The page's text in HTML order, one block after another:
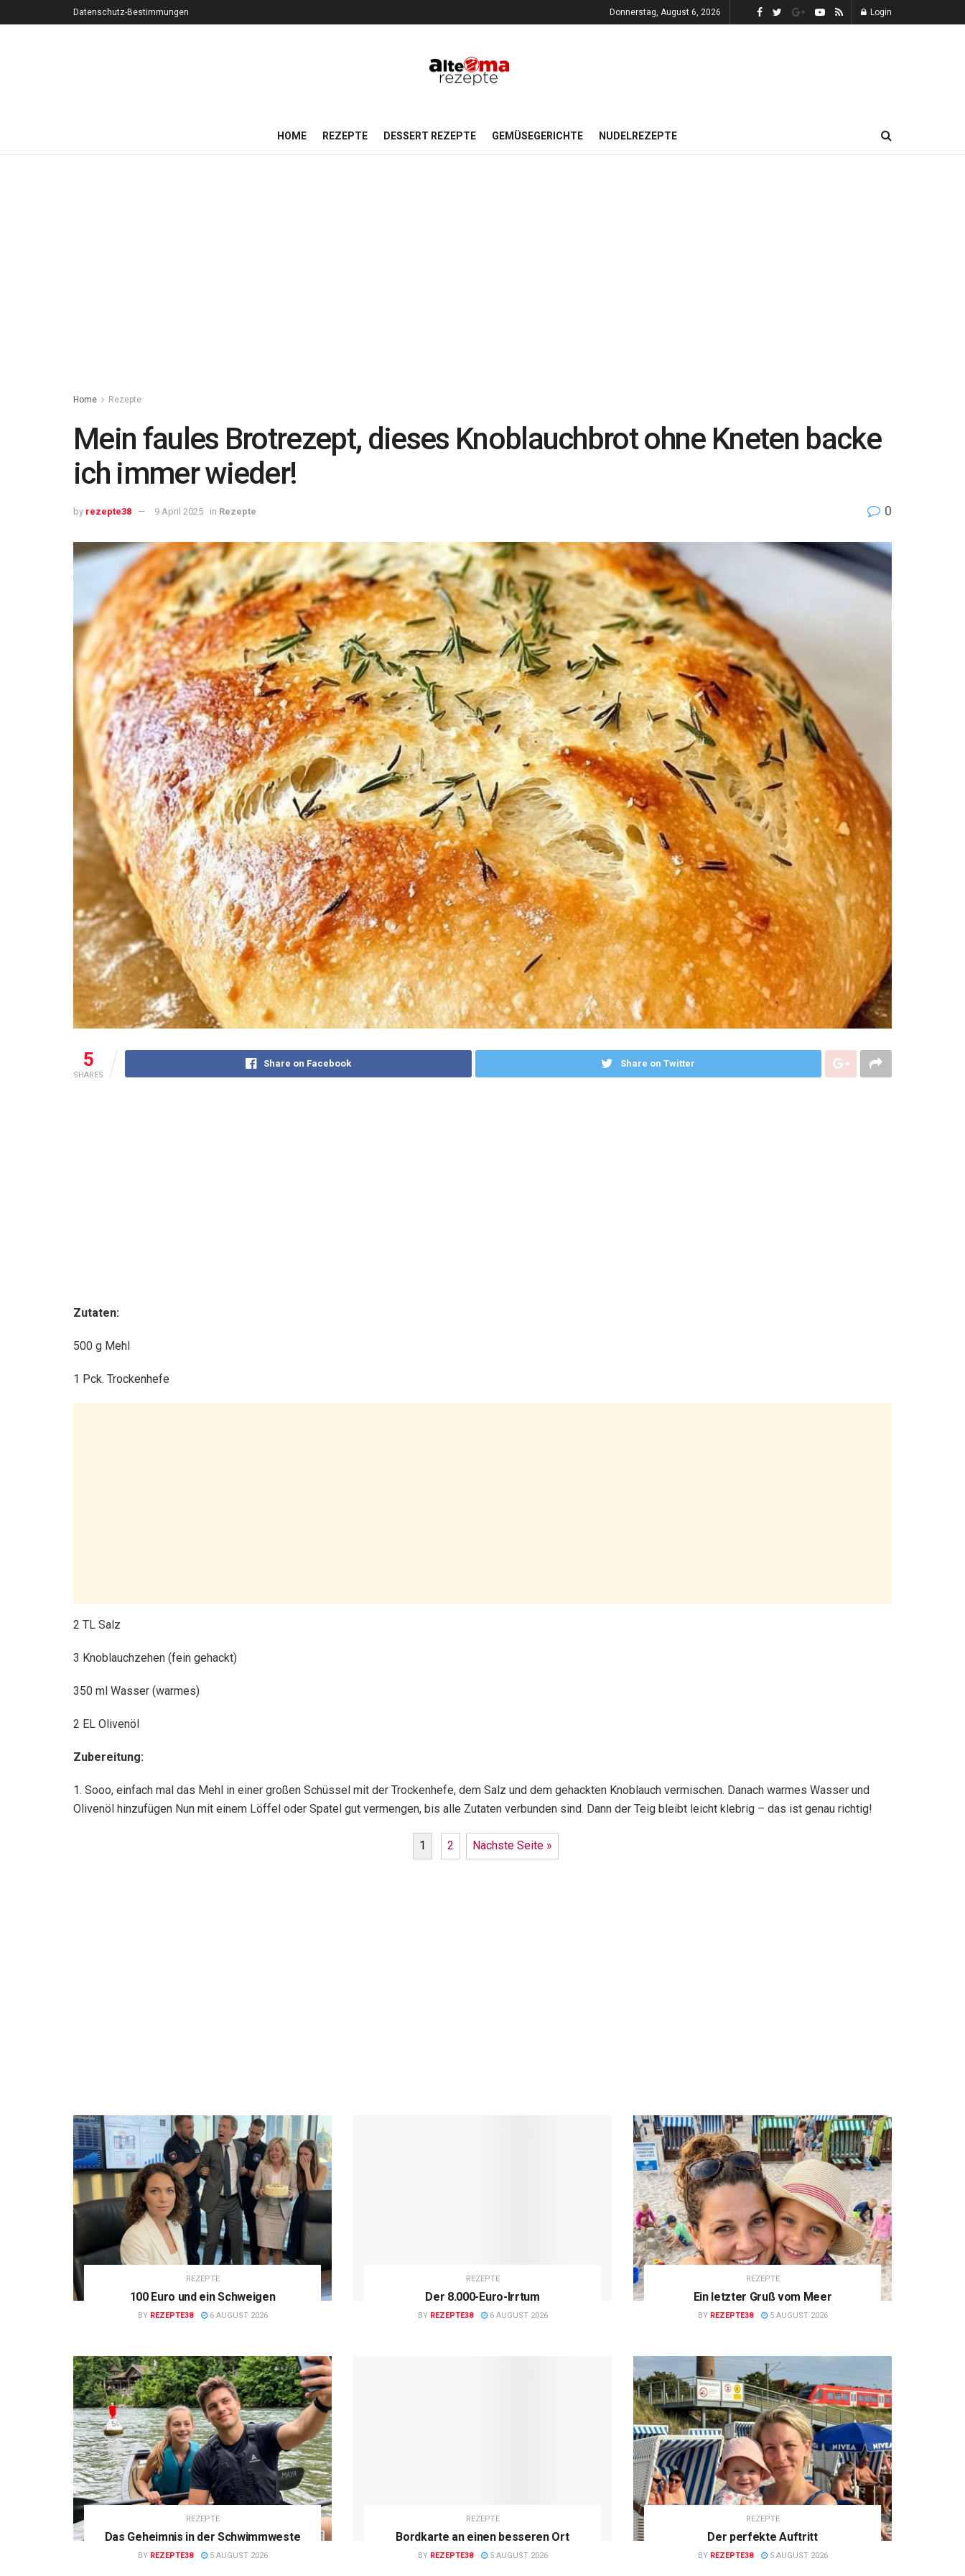
Datenschutz-Bestimmungen Donnerstag, August 6, 2026 Login
HOME REZEPTE DESSERT REZEPTE GEMÜSEGERICHTE NUDELREZEPTE
Home Rezepte
Mein faules Brotrezept, dieses Knoblauchbrot ohne Kneten backe
ich immer wieder!
by rezepte38 9 April 2025 in Rezepte 0
5
SHARES
Share on Facebook Share on Twitter
Zutaten:
500 g Mehl
1 Pck. Trockenhefe
2 TL Salz
3 Knoblauchzehen (fein gehackt)
350 ml Wasser (warmes)
2 EL Olivenöl
Zubereitung:
1. Sooo, einfach mal das Mehl in einer großen Schüssel mit der Trockenhefe, dem Salz und dem gehackten Knoblauch vermischen. Danach warmes Wasser und
Olivenöl hinzufügen Nun mit einem Löffel oder Spatel gut vermengen, bis alle Zutaten verbunden sind. Dann der Teig bleibt leicht klebrig – das ist genau richtig!
1 2 Nächste Seite »
REZEPTE
100 Euro und ein Schweigen
BY REZEPTE38 6 AUGUST 2026
REZEPTE
Der 8.000-Euro-Irrtum
BY REZEPTE38 6 AUGUST 2026
REZEPTE
Ein letzter Gruß vom Meer
BY REZEPTE38 5 AUGUST 2026
REZEPTE
Das Geheimnis in der Schwimmweste
BY REZEPTE38 5 AUGUST 2026
REZEPTE
Bordkarte an einen besseren Ort
BY REZEPTE38 5 AUGUST 2026
REZEPTE
Der perfekte Auftritt
BY REZEPTE38 5 AUGUST 2026